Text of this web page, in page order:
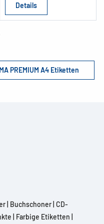
Details
PREMIUM A4 Etiketten
Buchschoner CD-
Farbige Etiketten